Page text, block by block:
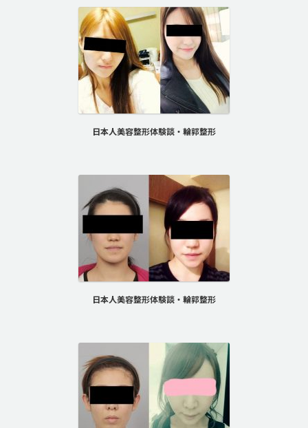
日本人美容整形体験談・輪郭整形
日本人美容整形体験談・輪郭整形